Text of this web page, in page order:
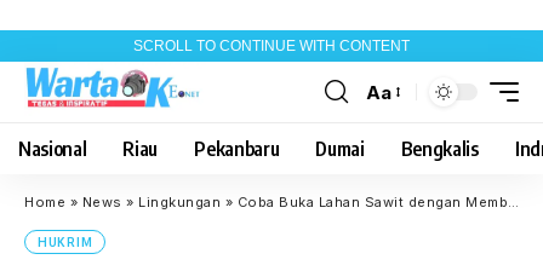
SCROLL TO CONTINUE WITH CONTENT
Font
Aa
Nasional Riau Pekanbaru Dumai Bengkalis
Home » News » Lingkungan » Coba Buka Lahan Sawit dengan Membakar, Warga Pekanbaru Diamankan di Kuansing
HUKRIM